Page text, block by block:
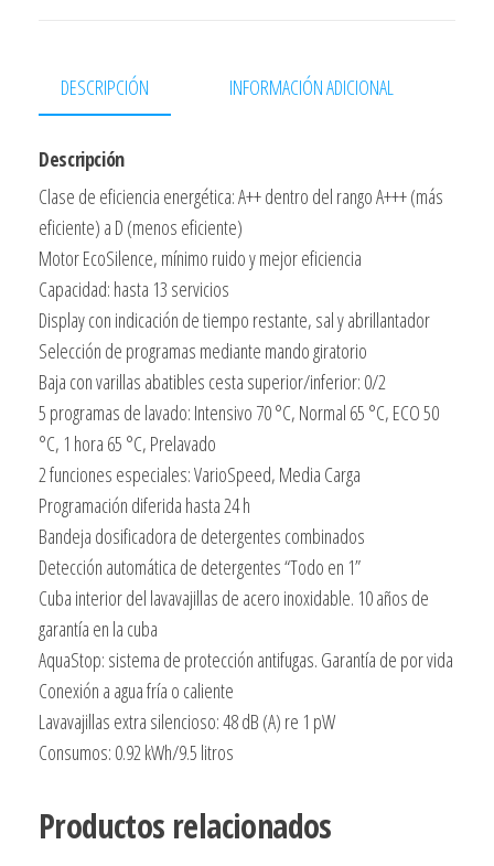
Servicios
Display
A++
cantidad
DESCRIPCIÓN INFORMACIÓN ADICIONAL
Descripción
Clase de eficiencia energética: A++ dentro del rango A+++ (más
eficiente) a D (menos eficiente)
Motor EcoSilence, mínimo ruido y mejor eficiencia
Capacidad: hasta 13 servicios
Display con indicación de tiempo restante, sal y abrillantador
Selección de programas mediante mando giratorio
Baja con varillas abatibles cesta superior/inferior: 0/2
5 programas de lavado: Intensivo 70 °C, Normal 65 °C, ECO 50
°C, 1 hora 65 °C, Prelavado
2 funciones especiales: VarioSpeed, Media Carga
Programación diferida hasta 24 h
Bandeja dosificadora de detergentes combinados
Detección automática de detergentes “Todo en 1”
Cuba interior del lavavajillas de acero inoxidable. 10 años de
garantía en la cuba
AquaStop: sistema de protección antifugas. Garantía de por vida
Conexión a agua fría o caliente
Lavavajillas extra silencioso: 48 dB (A) re 1 pW
Consumos: 0.92 kWh/9.5 litros
Productos relacionados